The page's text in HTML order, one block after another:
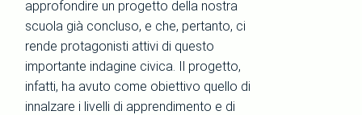
approfondire un progetto della nostra
scuola già concluso, e che, pertanto, ci
rende protagonisti attivi di questo
importante indagine civica. Il progetto,
infatti, ha avuto come obiettivo quello di
innalzare i livelli di apprendimento e di